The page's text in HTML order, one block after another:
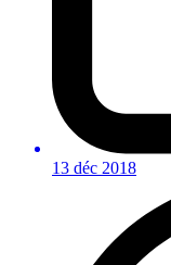
13 déc 2018